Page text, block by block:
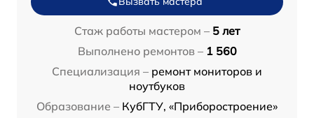
Стаж работы мастером – 5 лет
Выполнено ремонтов – 1 560
Специализация – ремонт мониторов и
ноутбуков
Образование – КубГТУ, «Приборостроение»